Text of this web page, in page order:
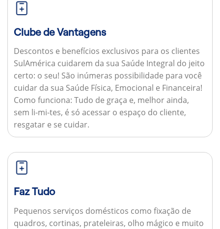
Clube de Vantagens
Descontos e benefícios exclusivos para os clientes
SulAmérica cuidarem da sua Saúde Integral do jeito
certo: o seu! São inúmeras possibilidade para você
cuidar da sua Saúde Física, Emocional e Financeira!
Como funciona: Tudo de graça e, melhor ainda,
sem li-mi-tes, é só acessar o espaço do cliente,
resgatar e se cuidar.
Faz Tudo
Pequenos serviços domésticos como fixação de
quadros, cortinas, prateleiras, olho mágico e muito